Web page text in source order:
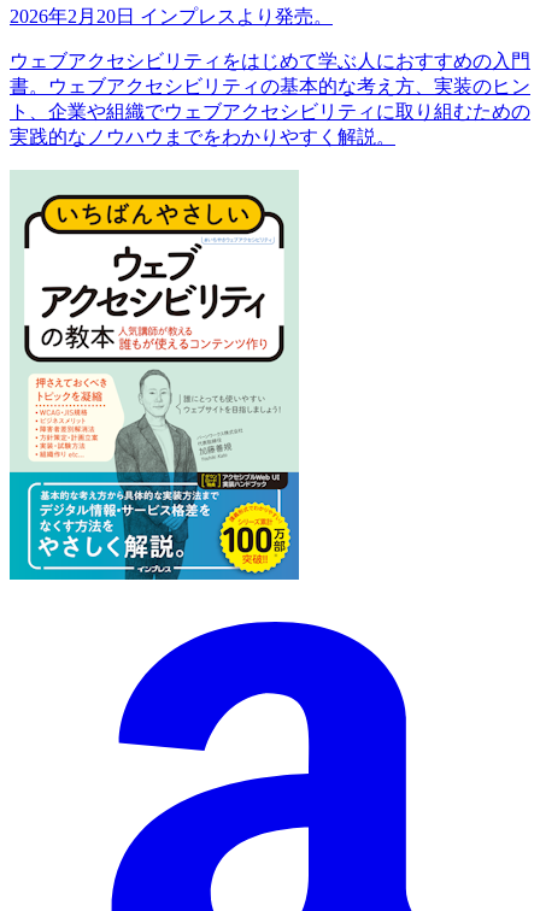
2026年2月20日 インプレスより発売。
ウェブアクセシビリティをはじめて学ぶ人におすすめの入門
書。ウェブアクセシビリティの基本的な考え方、実装のヒン
ト、企業や組織でウェブアクセシビリティに取り組むための
実践的なノウハウまでをわかりやすく解説。